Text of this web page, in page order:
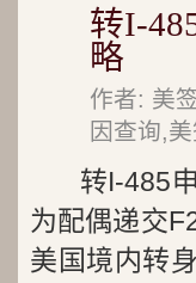
转I-
略
作者: 美
因查询,
转I-485
为配偶递交
美国境内转